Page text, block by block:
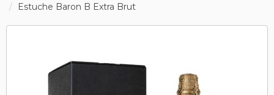
Estuche Baron B Extra Brut